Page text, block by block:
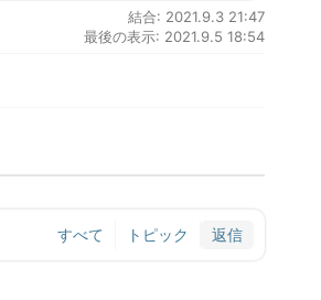
結合: 2021.9.3 21:47
最後の表示: 2021.9.5 18:54
すべて トピック 返信